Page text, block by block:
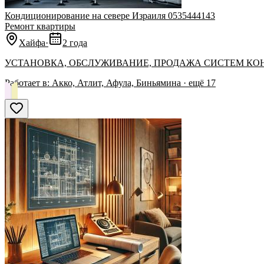
Кондиционирование на севере Израиля 0535444143
Ремонт квартиры
Хайфа·
2 года
УСТАНОВКА, ОБСЛУЖИВАНИЕ, ПРОДАЖА СИСТЕМ
Работает в: Акко, Атлит, Афула, Биньямина · ещё 17